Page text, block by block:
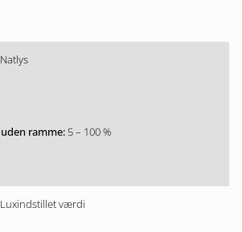
Natlys
5 – 100 %
Luxindstillet værdi